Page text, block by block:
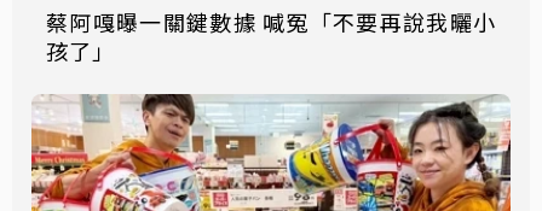
蔡阿嘎曝一關鍵數據 喊冤「不要再說我曬小
孩了」